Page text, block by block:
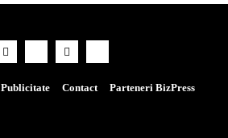
Publicitate Contact Parteneri BizPress